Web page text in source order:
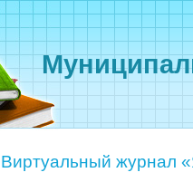
Виртуальный журнал